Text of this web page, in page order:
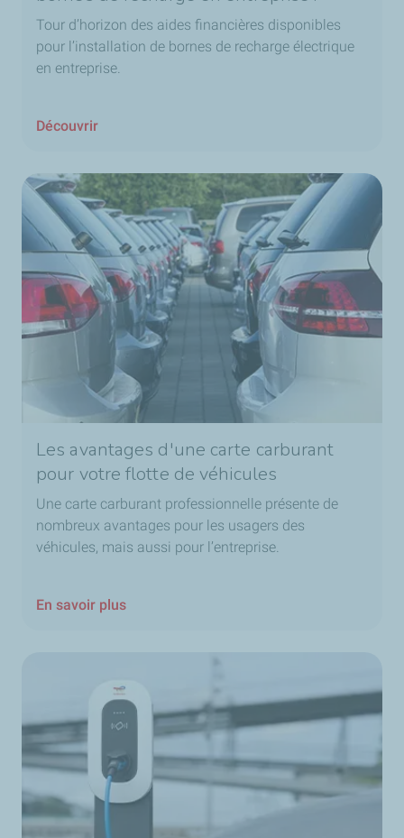
Tour d’horizon des aides financières disponibles
pour l’installation de bornes de recharge électrique
en entreprise.
Découvrir
Les avantages d'une carte carburant
pour votre flotte de véhicules
Une carte carburant professionnelle présente de
nombreux avantages pour les usagers des
véhicules, mais aussi pour l’entreprise.
En savoir plus